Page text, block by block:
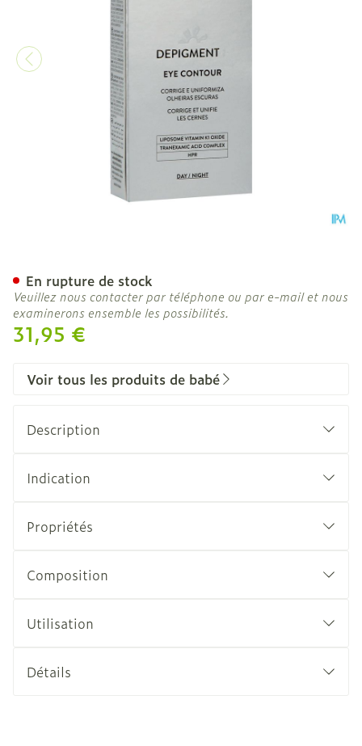
31,95 €
En rupture de stock
Veuillez nous contacter par téléphone ou par e-mail et nous
examinerons ensemble les possibilités.
Voir tous les produits de babé
Description
Indication
Propriétés
Composition
Utilisation
Détails